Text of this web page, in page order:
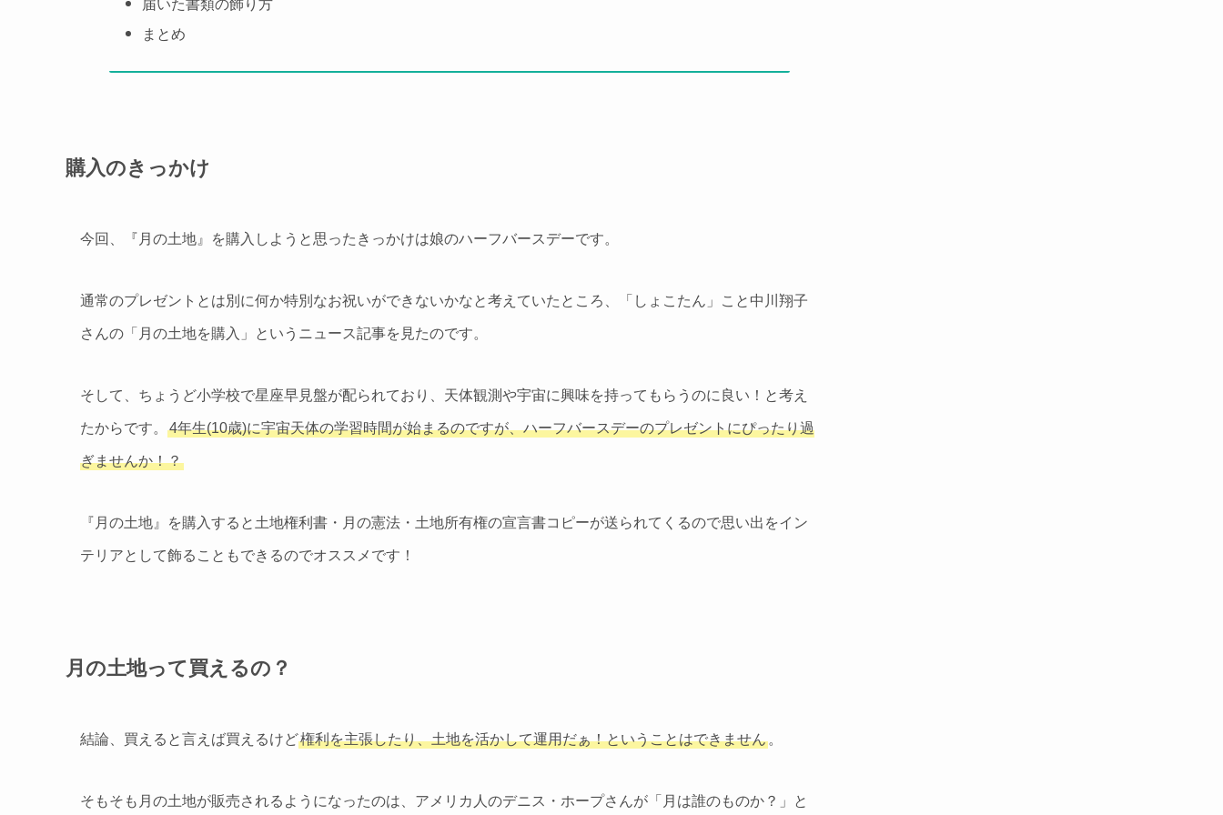
届いた書類の飾り方
まとめ
購入のきっかけ
今回、『月の土地』を購入しようと思ったきっかけは娘のハーフバースデーです。
通常のプレゼントとは別に何か特別なお祝いができないかなと考えていたところ、「しょこたん」こと中川翔子
さんの「月の土地を購入」というニュース記事を見たのです。
そして、ちょうど小学校で星座早見盤が配られており、天体観測や宇宙に興味を持ってもらうのに良い！と考え
たからです。 4年生(10歳)に宇宙天体の学習時間が始まるのですが、ハーフバースデーのプレゼントにぴったり過
ぎませんか！？
『月の土地』を購入すると土地権利書・月の憲法・土地所有権の宣言書コピーが送られてくるので思い出をイン
テリアとして飾ることもできるのでオススメです！
月の土地って買えるの？
結論、買えると言えば買えるけど権利を主張したり、土地を活かして運用だぁ！ということはできません 。
そもそも月の土地が販売されるようになったのは、アメリカ人のデニス・ホープさんが「月は誰のものか？」と